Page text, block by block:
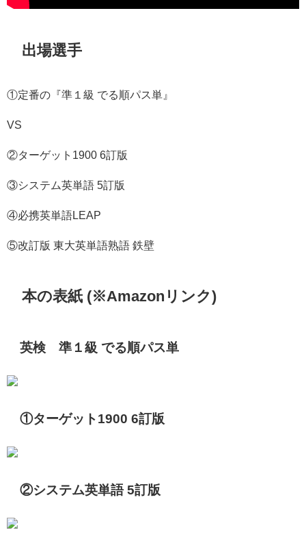
出場選手
①定番の『準１級 でる順パス単』
VS
②ターゲット1900 6訂版
③システム英単語 5訂版
④必携英単語LEAP
⑤改訂版 東大英単語熟語 鉄壁
本の表紙 (※Amazonリンク)
英検®準１級 でる順パス単
①ターゲット1900 6訂版
②システム英単語 5訂版